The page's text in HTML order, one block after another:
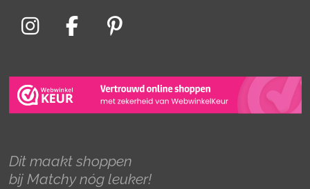
I
s
t
a
r
a
F
c
e
b
o
k
P
n
t
e
e
s
Dit maakt shoppen
bij Matchy nóg leuker!